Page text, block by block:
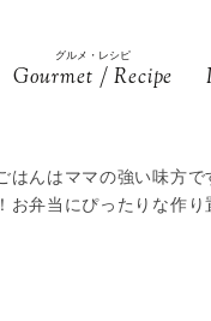
グルメ・レシピ
Gourmet / Recipe
んはママの強い味方で
弁当にぴったりな作り